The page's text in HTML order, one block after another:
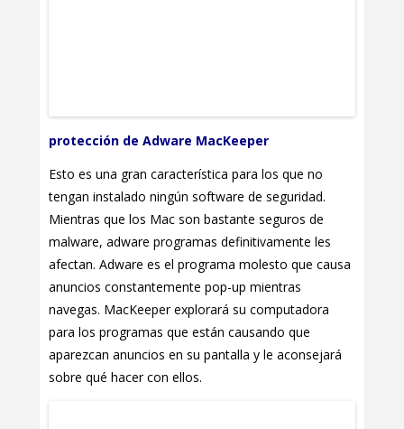
protección de Adware MacKeeper
Esto es una gran característica para los que no
tengan instalado ningún software de seguridad.
Mientras que los Mac son bastante seguros de
malware, adware programas definitivamente les
afectan. Adware es el programa molesto que causa
anuncios constantemente pop-up mientras
navegas. MacKeeper explorará su computadora
para los programas que están causando que
aparezcan anuncios en su pantalla y le aconsejará
sobre qué hacer con ellos.